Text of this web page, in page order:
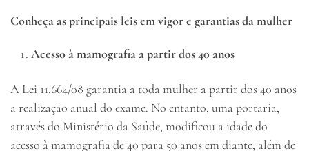
Conheça as principais leis em vigor e garantias da mulher
Acesso à mamografia a partir dos 40 anos
A Lei 11.664/08 garantia a toda mulher a partir dos 40 anos
a realização anual do exame. No entanto, uma portaria,
através do Ministério da Saúde, modificou a idade do
acesso à mamografia de 40 para 50 anos em diante, além de